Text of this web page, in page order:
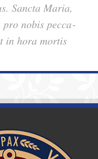
Sancta Maria,
nobis pec­ca­
in hora mortis